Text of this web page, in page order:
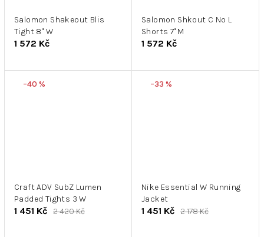
Salomon Shakeout Blis
Tight 8" W
1 572 Kč
Salomon Shkout C No L
Shorts 7'' M
1 572 Kč
–40 %
Craft ADV SubZ Lumen
Padded Tights 3 W
1 451 Kč 2 420 Kč
–33 %
Nike Essential W Running
Jacket
1 451 Kč 2 178 Kč